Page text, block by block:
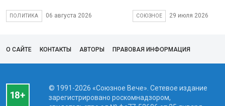
ПОЛИТИКА 06 августа 2026 СОЮЗНОЕ 29 июля 2026
О САЙТЕ КОНТАКТЫ АВТОРЫ ПРАВОВАЯ ИНФОРМАЦИЯ
© 1991-2026 «Союзное Вече». Сетевое издание
зарегистрировано роскомнадзором,